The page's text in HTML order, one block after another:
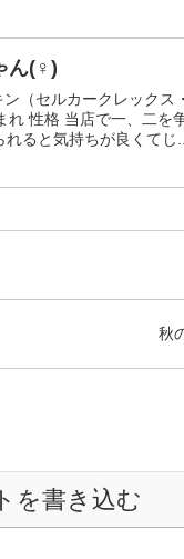
ん(♀)
（セルカークレック
れ 性格 当店で一、二を
ると気持ちが良くてじ
秋
を書き込む